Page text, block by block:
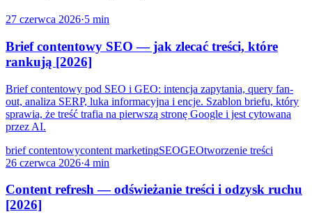
27 czerwca 2026·5 min
Brief contentowy SEO — jak zlecać treści, które
rankują [2026]
Brief contentowy pod SEO i GEO: intencja zapytania, query fan-
out, analiza SERP, luka informacyjna i encje. Szablon briefu, który
sprawia, że treść trafia na pierwszą stronę Google i jest cytowana
przez AI.
brief contentowycontent marketingSEOGEOtworzenie treści
26 czerwca 2026·4 min
Content refresh — odświeżanie treści i odzysk ruchu
[2026]